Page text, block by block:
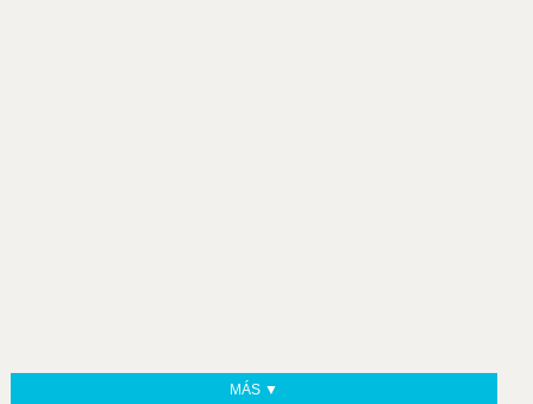
MÁS ▼